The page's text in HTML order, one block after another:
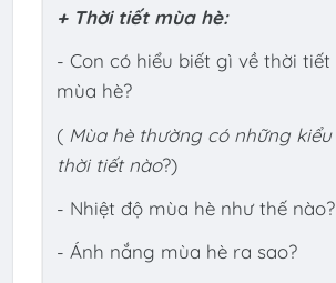
+ Thời tiết mùa hè:
- Con có hiểu biết gì về thời tiết
mùa hè?
( Mùa hè thường có những kiểu
thời tiết nào?)
- Nhiệt độ mùa hè như thế nào?
- Ánh nắng mùa hè ra sao?